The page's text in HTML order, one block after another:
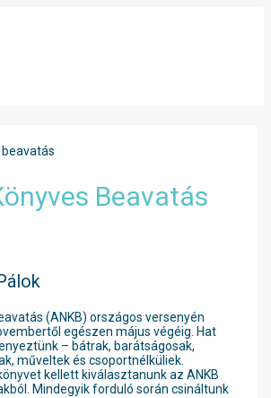
Beavatás
(ANKB) országos versenyén
egészen május végéig. Hat
– bátrak, barátságosak,
műveltek és csoportnélküliek.
kellett kiválasztanunk az ANKB
Mindegyik forduló során csináltunk